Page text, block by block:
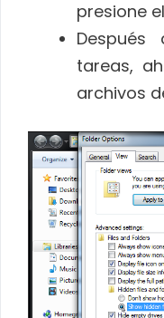
presione
tareas,
archivos